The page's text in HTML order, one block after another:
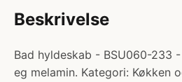
Beskrivelse
Bad hyldeskab - BSU060-233
eg melamin. Kategori: Køkken